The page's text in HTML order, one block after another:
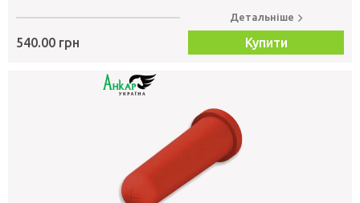
540.00 грн
Детальніше
Купити